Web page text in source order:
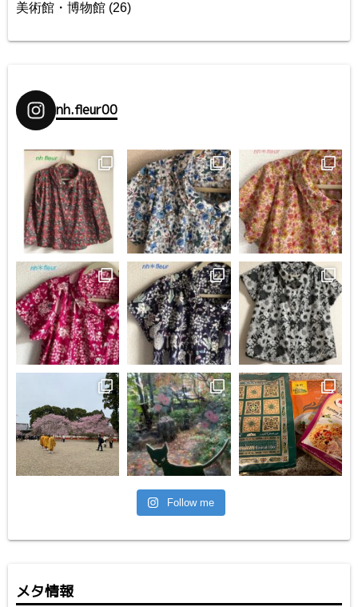
美術館・博物館 (26)
nh.fleur00
Follow me
メタ情報